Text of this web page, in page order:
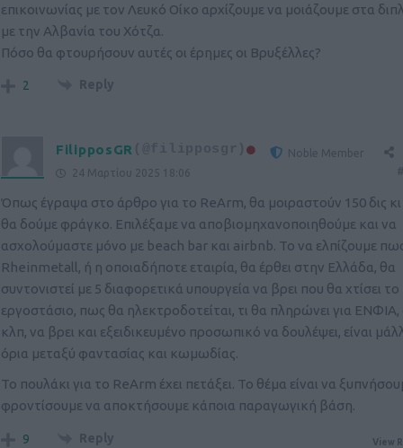
επικοινωνίας με τον Λευκό Οίκο αρχίζουμε να μοιάζουμε στα
με την Αλβανία του Χότζα.
Πόσο θα φτουρήσουν αυτές οι έρημες οι Βρυξέλλες?
2 Reply
FilipposGR (@filipposgr)
Noble Member
24 Μαρτίου 2025 18:06
Όπως έγραψα στο άρθρο για το ReArm, θα μοιραστούν 150 δις κι
θα δούμε φράγκο. Επιλέξαμε να αποβιομηχανοποιηθούμε και να
ασχολούμαστε μόνο με beach bar και airbnb. Το να ελπίζουμε
Rheinmetall, ή η οποιαδήποτε εταιρία, θα έρθει στην Ελλάδα, θα
συντονιστεί με 5 διαφορετικά υπουργεία να βρει που θα χτίσει το
εργοστάσιο, πως θα ηλεκτροδοτείται, τι θα πληρώνει για
κλπ, να βρει και εξειδικευμένο προσωπικό να δουλέψει, είναι
όρια μεταξύ φαντασίας και κωμωδίας.
Το πουλάκι για το ReArm έχει πετάξει. Το θέμα είναι να
φροντίσουμε να αποκτήσουμε κάποια παραγωγική βάση.
9 Reply View